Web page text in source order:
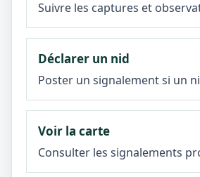
Suivre les captures et
Déclarer un nid
Poster un signalement si un
Voir la carte
Consulter les signalements